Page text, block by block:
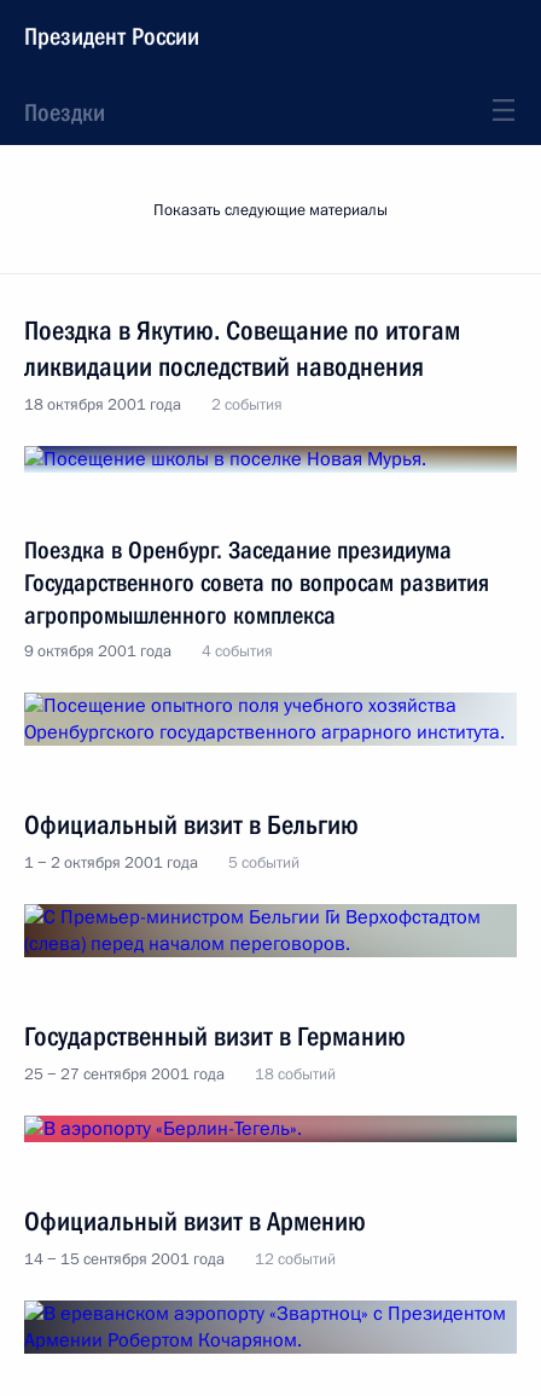
Президент России
Поездки
Показать следующие материалы
Поездка в Якутию. Совещание по итогам
ликвидации последствий наводнения
18 октября 2001 года 2 события
Поездка в Оренбург. Заседание президиума
Государственного совета по вопросам развития
агропромышленного комплекса
9 октября 2001 года 4 события
Официальный визит в Бельгию
1 − 2 октября 2001 года 5 событий
Государственный визит в Германию
25 − 27 сентября 2001 года 18 событий
Официальный визит в Армению
14 − 15 сентября 2001 года 12 событий